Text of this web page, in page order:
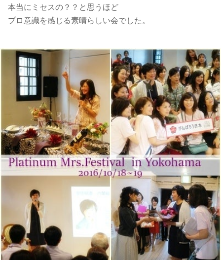
本当にミセスの？？と思うほど
プロ意識を感じる素晴らしい会でした。